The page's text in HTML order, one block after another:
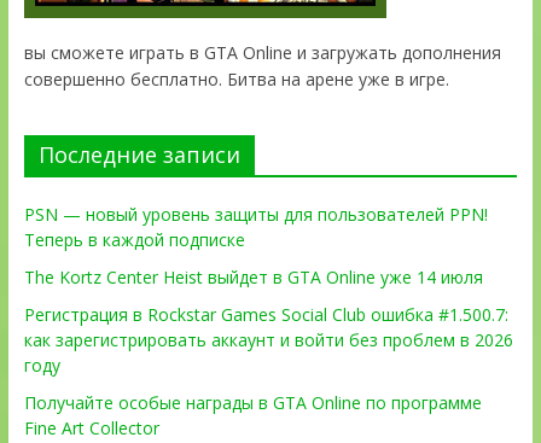
вы сможете играть в GTA Online и загружать дополнения
совершенно бесплатно. Битва на арене уже в игре.
Последние записи
PSN — новый уровень защиты для пользователей PPN!
Теперь в каждой подписке
The Kortz Center Heist выйдет в GTA Online уже 14 июля
Регистрация в Rockstar Games Social Club ошибка #1.500.7:
как зарегистрировать аккаунт и войти без проблем в 2026
году
Получайте особые награды в GTA Online по программе
Fine Art Collector